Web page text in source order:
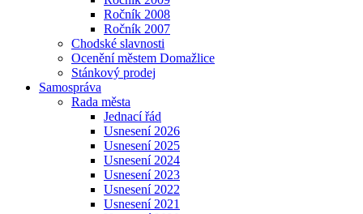
Ročník 2008
Ročník 2007
Chodské slavnosti
Ocenění městem Domažlice
Stánkový prodej
Samospráva
Rada města
Jednací řád
Usnesení 2026
Usnesení 2025
Usnesení 2024
Usnesení 2023
Usnesení 2022
Usnesení 2021